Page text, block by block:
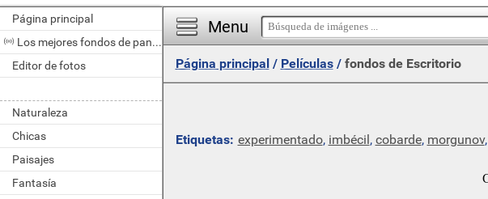
Página principal
Los mejores fondos de pantalla del día
Editor de fotos
Naturaleza
Chicas
Paisajes
Fantasía
Menu
Página principal/ Películas/ fondos de Escritorio
Etiquetas: experimentado, imbécil, cobarde, morgunov,